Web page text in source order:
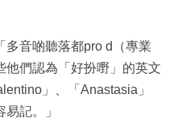
多音啲聽落都pro d（專業
他們認為「好扮嘢」的英文
」、「Anastasia」
記。」